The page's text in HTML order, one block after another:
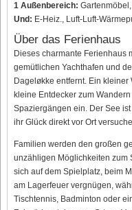
1 Außenbereich:
Und: E-Heiz., Luft-Luft-
Über das Ferienhaus
Dieses charmante Ferienhaus
gemütlichen Yachthafen und
Dageløkke entfernt. Ein
kleine Entdecker zum
Spaziergängen ein. Der See
ihr Glück direkt vor Ort
Familien werden den großen
unzähligen Möglichkeiten zum
sich auf dem Spielplatz, beim
am Lagerfeuer vergnügen,
Tischtennis, Badminton oder